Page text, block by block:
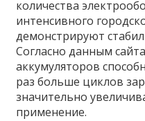
количества
интенсивного
демонстрируют
Согласно данным
аккумуляторов
раз больше циклов
значительно
применение.